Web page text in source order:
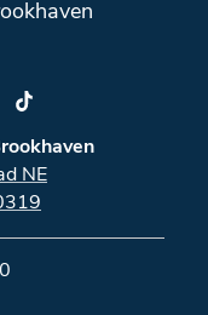
NE